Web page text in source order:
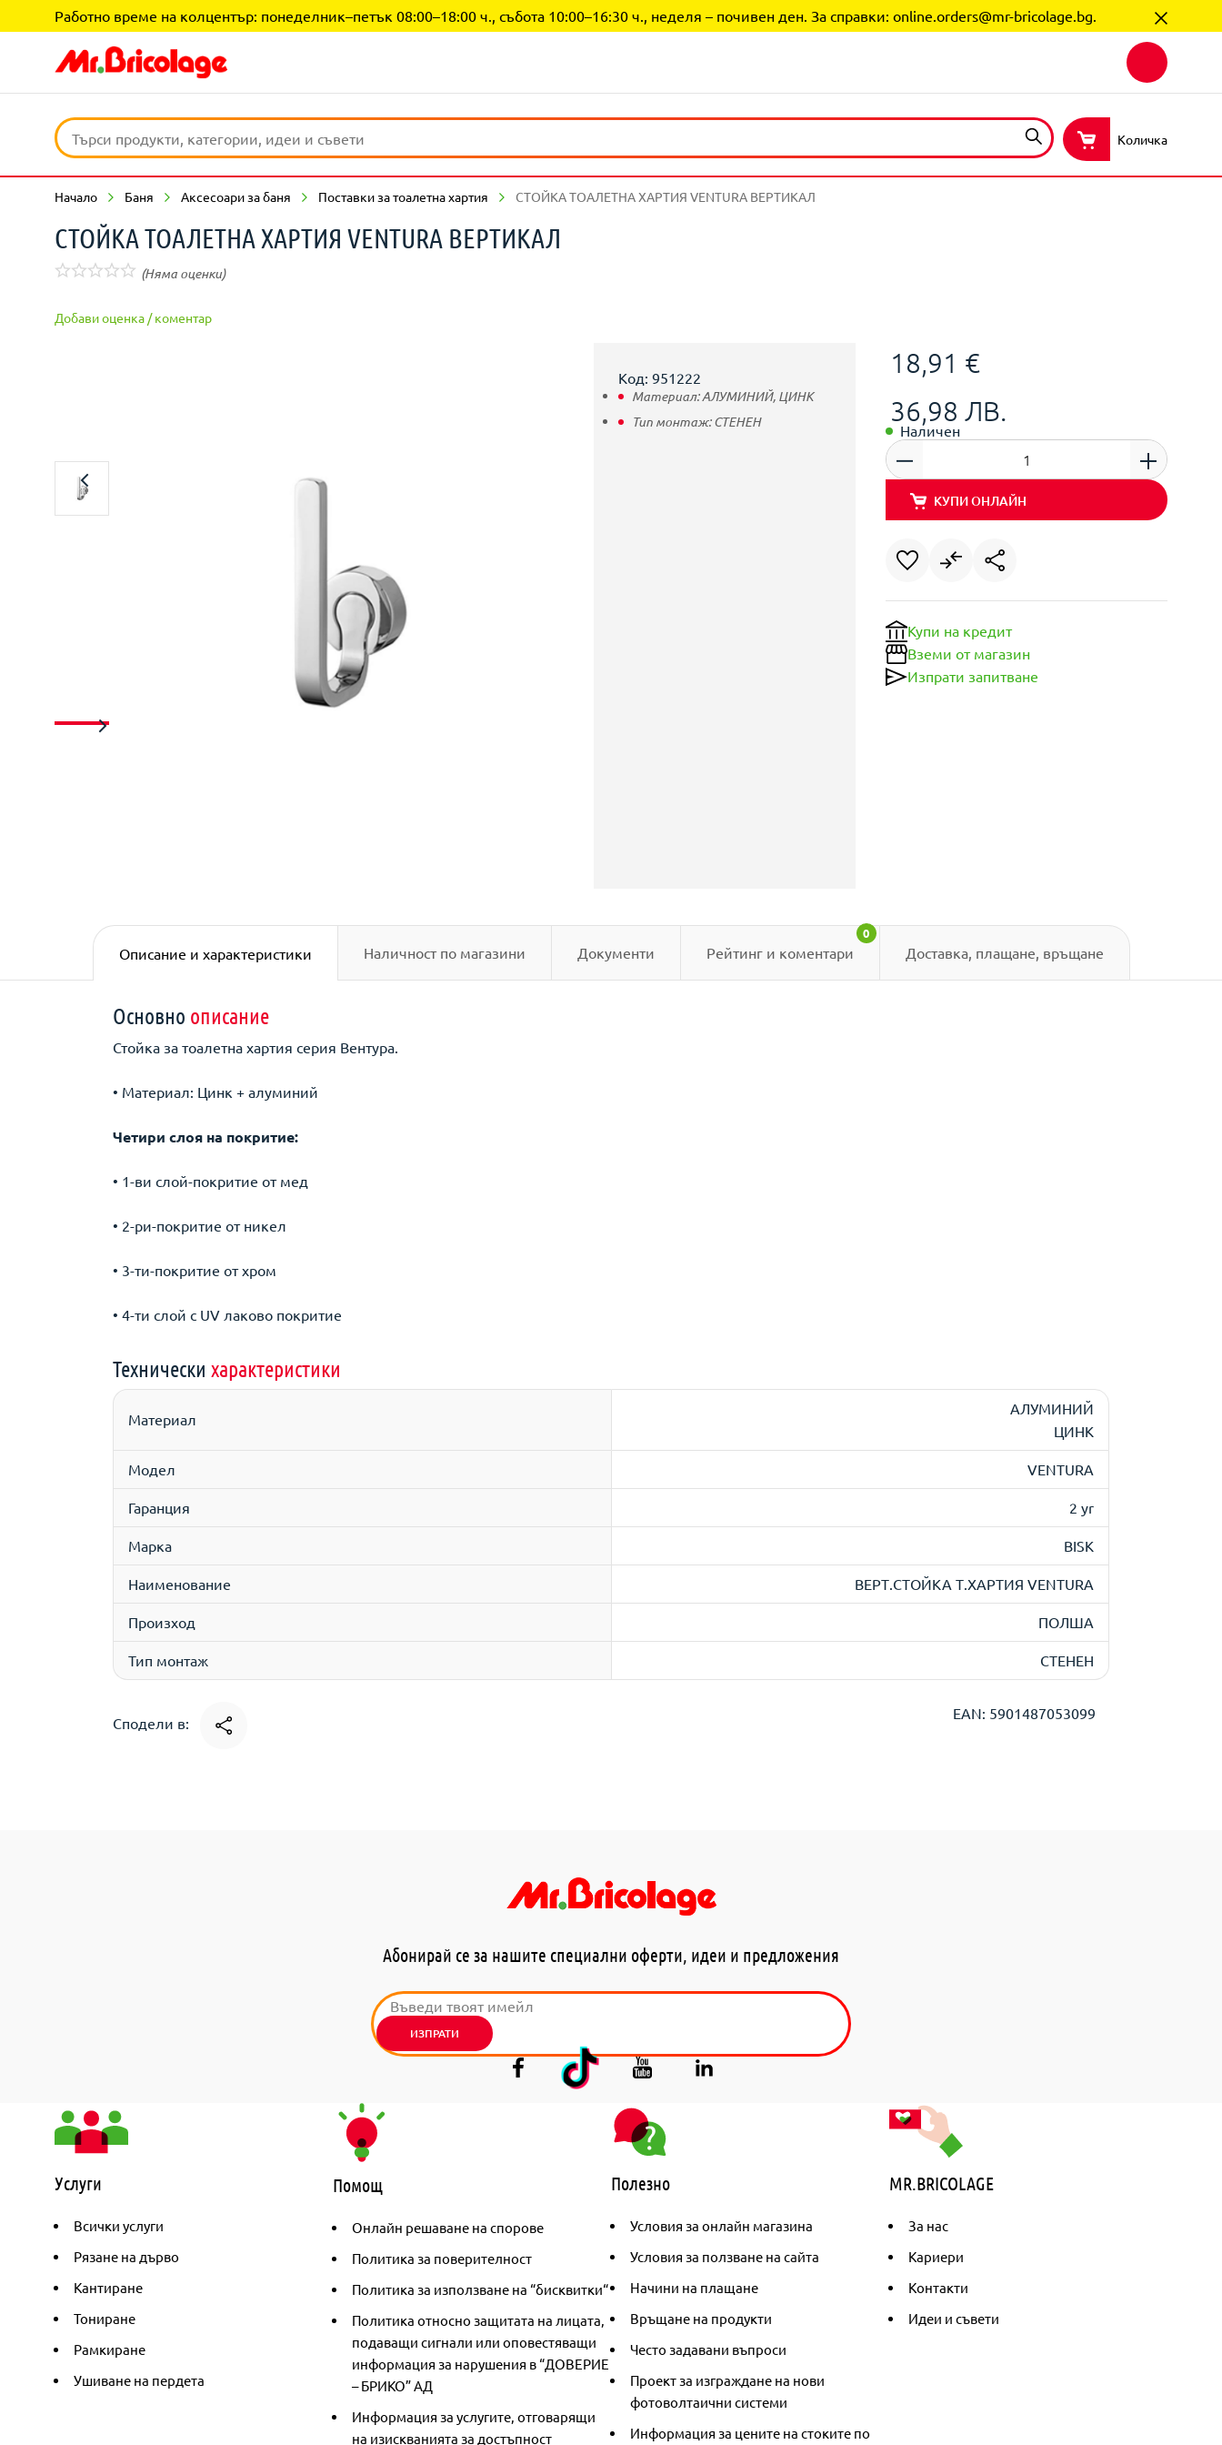
Работно време на колцентър: понеделник–петък 08:00–18:00 ч., събота 10:00–16:30 ч., неделя – почивен ден. За справки: online.orders@mr-bricolage.bg.
Количка
Начало Баня Аксесоари за баня Поставки за тоалетна хартия СТОЙКА ТОАЛЕТНА ХАРТИЯ VENTURA ВЕРТИКАЛ
СТОЙКА ТОАЛЕТНА ХАРТИЯ VENTURA ВЕРТИКАЛ
(Няма оценки)
Добави оценка / коментар
18,91 €
36,98 ЛВ.
Наличен
КУПИ ОНЛАЙН
Купи на кредит
Вземи от магазин
Изпрати запитване
Код: 951222
Материал:АЛУМИНИЙ, ЦИНК
Тип монтаж:СТЕНЕН
Описание и характеристики Наличност по магазини Документи Рейтинг и коментари
0
Доставка, плащане, връщане
Основно описание
Стойка за тоалетна хартия серия Вентура.
• Материал: Цинк + алуминий
Четири слоя на покритие:
• 1-ви слой-покритие от мед
• 2-ри-покритие от никел
• 3-ти-покритие от хром
• 4-ти слой с UV лаково покритие
Технически характеристики
Материал
АЛУМИНИЙ
ЦИНК
Модел VENTURA
Гаранция 2 yr
Марка BISK
Наименование ВЕРТ.СТОЙКА Т.ХАРТИЯ VENTURA
Произход ПОЛША
Тип монтаж СТЕНЕН
Сподели в:
EAN: 5901487053099
Абонирай се за нашите специални оферти, идеи и предложения
ИЗПРАТИ
Услуги
Всички услуги
Рязане на дърво
Кантиране
Тониране
Рамкиране
Ушиване на пердета
Помощ
Онлайн решаване на спорове
Политика за поверителност
Политика за използване на “бисквитки“
Политика относно защитата на лицата,
подаващи сигнали или оповестяващи
информация за нарушения в “ДОВЕРИЕ
– БРИКО” АД
Информация за услугите, отговарящи
на изискванията за достъпност
Полезно
Условия за онлайн магазина
Условия за ползване на сайта
Начини на плащане
Връщане на продукти
Често задавани въпроси
Проект за изграждане на нови
фотоволтаични системи
Информация за цените на стоките по
MR.BRICOLAGE
За нас
Кариери
Контакти
Идеи и съвети